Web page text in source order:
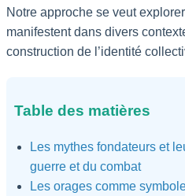
Notre approche se veut
manifestent dans divers
construction de l’identité
Table des matières
Les mythes fondateurs et
guerre et du combat
Les orages comme